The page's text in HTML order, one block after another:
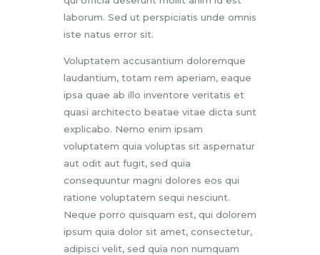
laborum. Sed ut perspiciatis unde omnis
iste natus error sit.
Voluptatem accusantium doloremque
laudantium, totam rem aperiam, eaque
ipsa quae ab illo inventore veritatis et
quasi architecto beatae vitae dicta sunt
explicabo. Nemo enim ipsam
voluptatem quia voluptas sit aspernatur
aut odit aut fugit, sed quia
consequuntur magni dolores eos qui
ratione voluptatem sequi nesciunt.
Neque porro quisquam est, qui dolorem
ipsum quia dolor sit amet, consectetur,
adipisci velit, sed quia non numquam